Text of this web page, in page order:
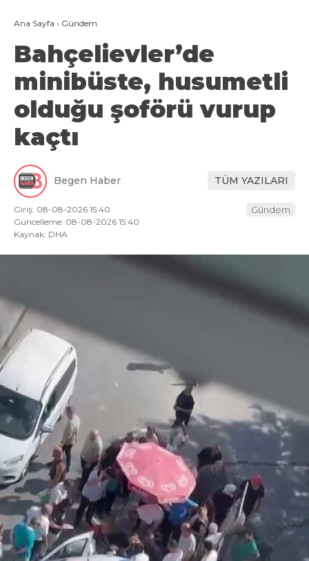
Ana Sayfa › Gündem
Bahçelievler’de
minibüste, husumetli
olduğu şoförü vurup
kaçtı
Begen Haber TÜM YAZILARI
Giriş: 08-08-2026 15:40
Güncelleme: 08-08-2026 15:40
Kaynak: DHA
Gündem